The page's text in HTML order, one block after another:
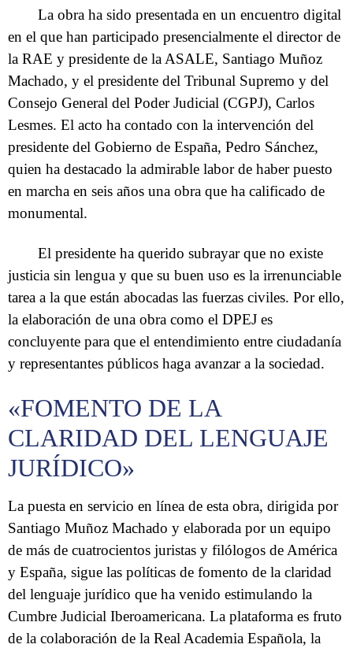
La obra ha sido presentada en un encuentro digital
en el que han participado presencialmente el director de
la RAE y presidente de la ASALE, Santiago Muñoz
Machado, y el presidente del Tribunal Supremo y del
Consejo General del Poder Judicial (CGPJ), Carlos
Lesmes. El acto ha contado con la intervención del
presidente del Gobierno de España, Pedro Sánchez,
quien ha destacado la admirable labor de haber puesto
en marcha en seis años una obra que ha calificado de
monumental.
El presidente ha querido subrayar que no existe
justicia sin lengua y que su buen uso es la irrenunciable
tarea a la que están abocadas las fuerzas civiles. Por ello,
la elaboración de una obra como el DPEJ es
concluyente para que el entendimiento entre ciudadanía
y representantes públicos haga avanzar a la sociedad.
«FOMENTO DE LA
CLARIDAD DEL LENGUAJE
JURÍDICO»
La puesta en servicio en línea de esta obra, dirigida por
Santiago Muñoz Machado y elaborada por un equipo
de más de cuatrocientos juristas y filólogos de América
y España, sigue las políticas de fomento de la claridad
del lenguaje jurídico que ha venido estimulando la
Cumbre Judicial Iberoamericana. La plataforma es fruto
de la colaboración de la Real Academia Española, la